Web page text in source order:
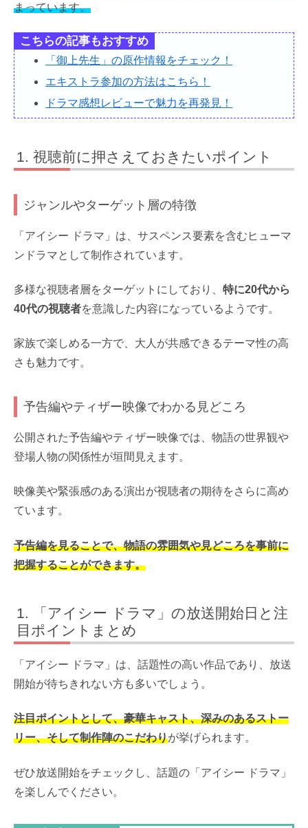
まっています。
こちらの記事もおすすめ
「御上先生」の原作情報をチェック！
エキストラ参加の方法はこちら！
ドラマ感想レビューで魅力を再発見！
視聴前に押さえておきたいポイント
ジャンルやターゲット層の特徴
「アイシー ドラマ」は、サスペンス要素を含むヒューマ
ンドラマとして制作されています。
多様な視聴者層をターゲットにしており、 特に20代から
40代の視聴者を意識した内容になっているようです。
家族で楽しめる一方で、大人が共感できるテーマ性の高
さも魅力です。
予告編やティザー映像でわかる見どころ
公開された予告編やティザー映像では、物語の世界観や
登場人物の関係性が垣間見えます。
映像美や緊張感のある演出が視聴者の期待をさらに高め
ています。
予告編を見ることで、物語の雰囲気や見どころを事前に
把握することができます。
「アイシー ドラマ」の放送開始日と注
目ポイントまとめ
「アイシー ドラマ」は、話題性の高い作品であり、放送
開始が待ちきれない方も多いでしょう。
注目ポイントとして、豪華キャスト、深みのあるストー
リー、そして制作陣のこだわりが挙げられます。
ぜひ放送開始をチェックし、話題の「アイシー ドラマ」
を楽しんでください。